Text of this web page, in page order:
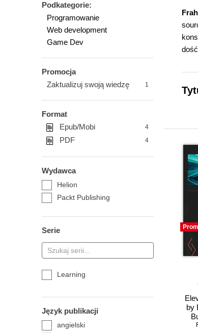
Podkategorie:
Programowanie
Web development
Game Dev
Promocja
Zaktualizuj swoją wiedzę
1
Format
Epub/Mobi
4
PDF 4
Wydawca
Helion
Packt Publishing
Serie
Learning
Język publikacji
angielski
by